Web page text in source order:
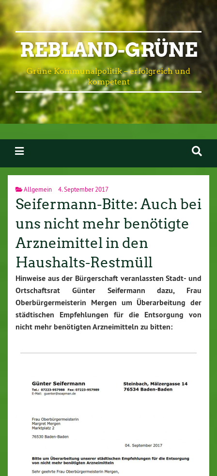
REBLAND-GRÜNE
Grüne Kommunalpolitik – erfolgreich und
kompetent
Allgemein 4. September 2017
Seifermann-Bitte: Auch bei
uns nicht mehr benötigte
Arzneimittel in den
Haushalts-Restmüll
Hinweise aus der Bürgerschaft veranlassten Stadt- und
Ortschaftsrat Günter Seifermann dazu, Frau
Oberbürgermeisterin Mergen um Überarbeitung der
städtischen Empfehlungen für die Entsorgung von
nicht mehr benötigten Arzneimitteln zu bitten: